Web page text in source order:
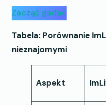
Zacząć gadać
Tabela: Porównanie
nieznajomymi
Aspekt